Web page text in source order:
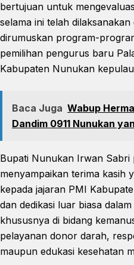
bertujuan untuk
selama ini telah
dirumuskan program-
pemilihan pengurus baru
Kabupaten Nunukan
Baca Juga Wabup
Dandim 0911 Nunukan
Bupati Nunukan Irwan Sabri
menyampaikan terima kasih
kepada jajaran PMI
dan dedikasi luar biasa
khususnya di bidang
pelayanan donor darah,
maupun edukasi kesehatan